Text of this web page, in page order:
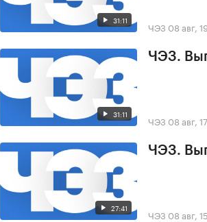
31:11 ЧЭЗ 08 авг,
31:11
ЧЭЗ.
ЧЭЗ 08 авг,
27:41
ЧЭЗ.
ЧЭЗ 08 авг,